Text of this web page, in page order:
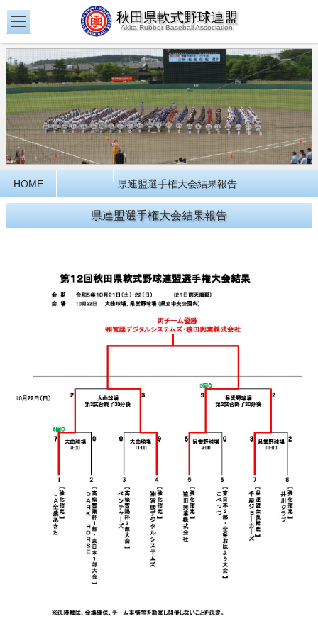
秋田県軟式野球連盟
Akita Rubber Baseball Association
HOME 県連盟選手権大会結果報告
県連盟選手権大会結果報告